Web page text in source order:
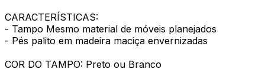
CARACTERÍSTICAS:
- Tampo Mesmo material de móveis planejados
- Pés palito em madeira maciça envernizadas
COR DO TAMPO: Preto ou Branco